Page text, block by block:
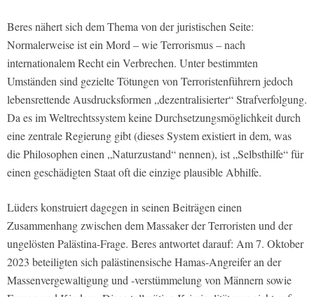
Beres nähert sich dem Thema von der juristischen Seite:
Normalerweise ist ein Mord – wie Terrorismus – nach
internationalem Recht ein Verbrechen. Unter bestimmten
Umständen sind gezielte Tötungen von Terroristenführern jedoch
lebensrettende Ausdrucksformen „dezentralisierter“ Strafverfolgung.
Da es im Weltrechtssystem keine Durchsetzungsmöglichkeit durch
eine zentrale Regierung gibt (dieses System existiert in dem, was
die Philosophen einen „Naturzustand“ nennen), ist „Selbsthilfe“ für
einen geschädigten Staat oft die einzige plausible Abhilfe.
Lüders konstruiert dagegen in seinen Beiträgen einen
Zusammenhang zwischen dem Massaker der Terroristen und der
ungelösten Palästina-Frage. Beres antwortet darauf: Am 7. Oktober
2023 beteiligten sich palästinensische Hamas-Angreifer an der
Massenvergewaltigung und -verstümmelung von Männern sowie